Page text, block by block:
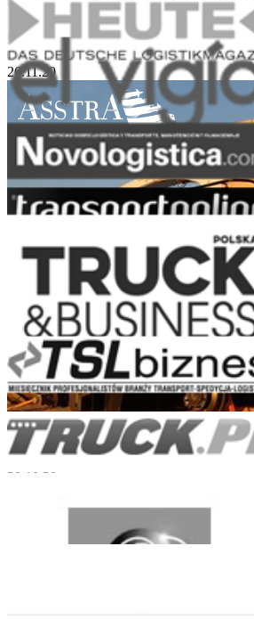
Groupage Cargo and Small Sized Lots
26.11.20
Turnkey Logistics for Heavy Engineering
29.10.20